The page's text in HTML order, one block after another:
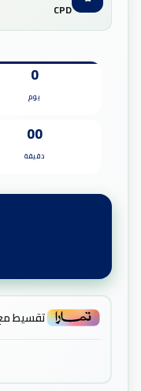
CPD
0
يوم
00
دقيقة
تقسيط